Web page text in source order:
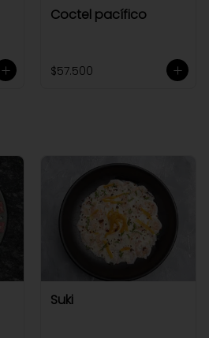
Coctel pacífico
$57.500
Suki